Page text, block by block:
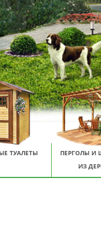
ТУАЛЕТЫ
ПЕРГОЛЫ И
ИЗ